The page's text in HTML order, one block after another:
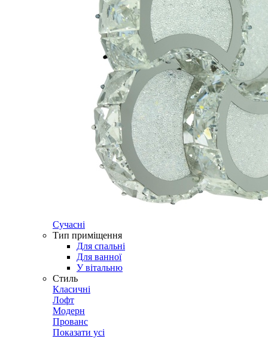
Сучасні
Тип приміщення
Для спальні
Для ванної
У вітальню
Стиль
Класичні
Лофт
Модерн
Прованс
Показати усі